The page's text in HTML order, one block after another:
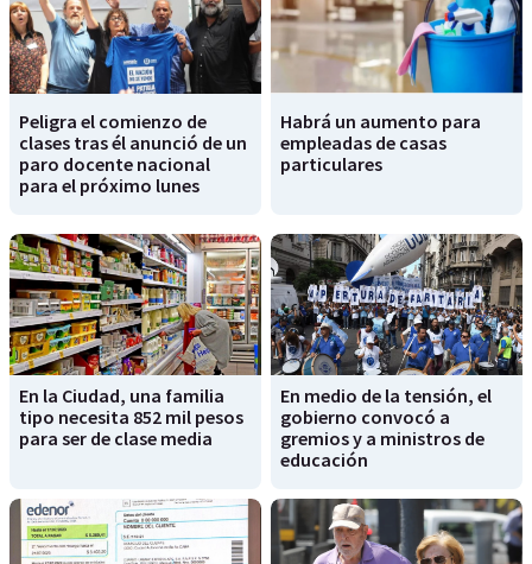
Peligra el comienzo de
clases tras él anunció de un
paro docente nacional
para el próximo lunes
Habrá un aumento para
empleadas de casas
particulares
En la Ciudad, una familia
tipo necesita 852 mil pesos
para ser de clase media
En medio de la tensión, el
gobierno convocó a
gremios y a ministros de
educación